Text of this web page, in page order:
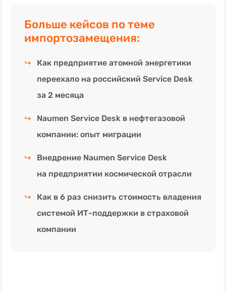
Больше кейсов по теме
импортозамещения:
↪
Как предприятие атомной энергетики
переехало на российский Service Desk
за 2 месяца
↪
Naumen Service Desk в нефтегазовой
компании: опыт миграции
↪
Внедрение Naumen Service Desk
на предприятии космической отрасли
↪
Как в 6 раз снизить стоимость владения
системой ИТ-поддержки в страховой
компании